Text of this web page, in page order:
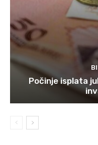
Počinje isplata